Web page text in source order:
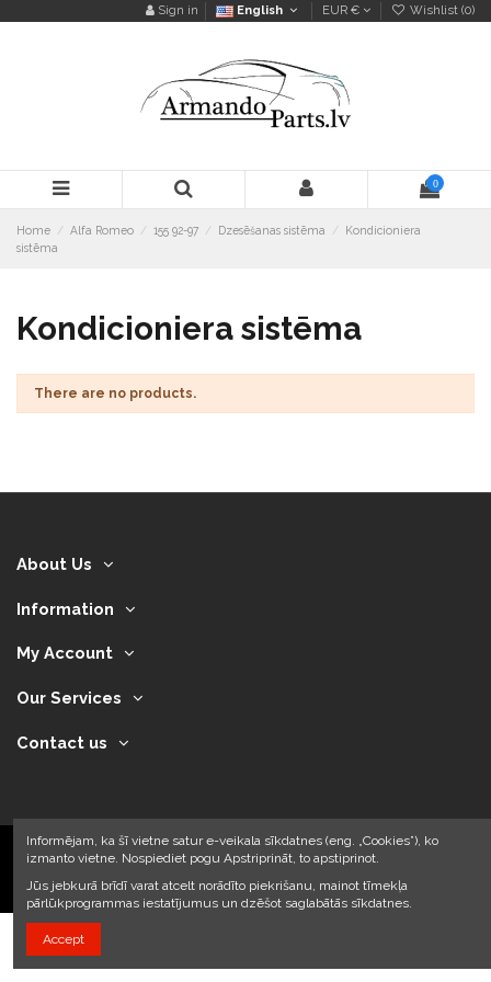
Sign in English EUR € Wishlist (0)
0
Home Alfa Romeo 155 92-97 Dzesēšanas sistēma
Kondicioniera
sistēma
Kondicioniera sistēma
There are no products.
About Us
Information
My Account
Our Services
Contact us
2024 © Armando Auto SIA
Informējam, ka šī vietne satur e-veikala sīkdatnes (eng. „Cookies”), ko
izmanto vietne. Nospiediet pogu Apstriprināt, to apstiprinot.
Jūs jebkurā brīdī varat atcelt norādīto piekrišanu, mainot tīmekļa
pārlūkprogrammas iestatījumus un dzēšot saglabātās sīkdatnes.
Accept